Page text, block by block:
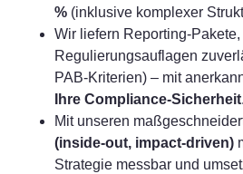
% (inklusive komplexer
Wir liefern Reporting-
Regulierungsauflagen
PAB-Kriterien) – mit
Ihre Compliance-Sicherheit.
Mit unseren
(inside-out, impact-driven)
Strategie messbar und